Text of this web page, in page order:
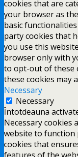
cookies that are
your browser as
basic
party cookies that
you use this
browser only with
to opt-out of these
these cookies may
Necessary
Necessary
Întotdeauna
Necessary cookies
website to function
cookies that